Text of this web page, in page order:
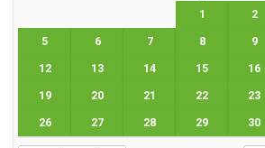
1 2
5 6 7 8 9
12 13 14 15 16
19 20 21 22 23
26 27 28 29 30